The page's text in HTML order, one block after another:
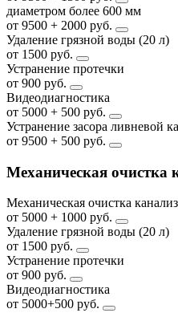
диаметром более 600 мм
от 9500 + 2000 руб.
Удаление грязной воды (20 л)
от 1500 руб.
Устранение протечки
от 900 руб.
Видеодиагностика
от 5000 + 500 руб.
Устранение засора ливневой
от 9500 + 500 руб.
Механическая очистка
Механическая очистка
от 5000 + 1000 руб.
Удаление грязной воды (20 л)
от 1500 руб.
Устранение протечки
от 900 руб.
Видеодиагностика
от 5000+500 руб.